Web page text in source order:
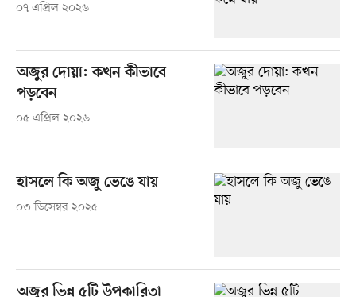
০৭ এপ্রিল ২০২৬
অজুর দোয়া: কখন কীভাবে
পড়বেন
০৫ এপ্রিল ২০২৬
হাসলে কি অজু ভেঙে যায়
০৩ ডিসেম্বর ২০২৫
অজুর ভিন্ন ৫টি উপকারিতা